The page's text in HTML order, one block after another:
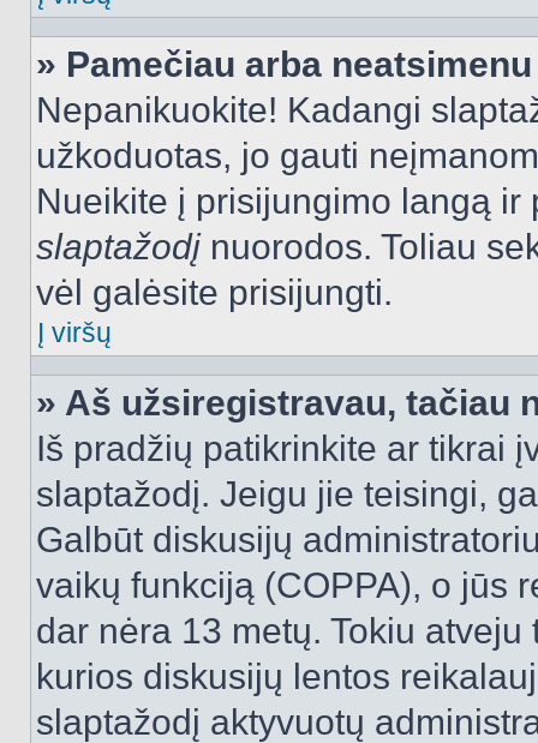
» Pamečiau arba
Nepanikuokite! Kadangi
užkoduotas, jo gauti
Nueikite į prisijungimo langą
slaptažodįnuorodos. Toliau
vėl galėsite prisijungti.
Į viršų
» Aš užsiregistravau, tačiau
Iš pradžių patikrinkite ar tikrai
slaptažodį. Jeigu jie teisingi,
Galbūt diskusijų
vaikų funkciją (COPPA), o jūs
dar nėra 13 metų. Tokiu
kurios diskusijų lentos
slaptažodį aktyvuotų